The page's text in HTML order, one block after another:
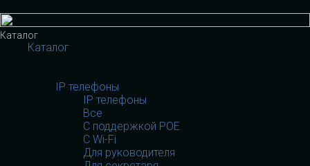
Каталог
Каталог
IP телефоны
IP телефоны
Все
С поддержкой POE
C Wi-Fi
Для руководителя